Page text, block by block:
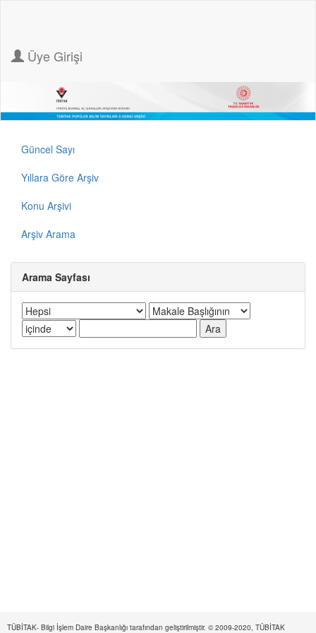
Üye Girişi
Güncel Sayı
Yıllara Göre Arşiv
Konu Arşivi
Arşiv Arama
Arama Sayfası
TÜBİTAK- Bilgi İşlem Daire Başkanlığı tarafından geliştirilmiştir. © 2009-2020, TÜBİTAK